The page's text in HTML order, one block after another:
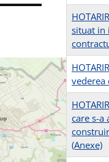
situat in
care s-
(Anexe)